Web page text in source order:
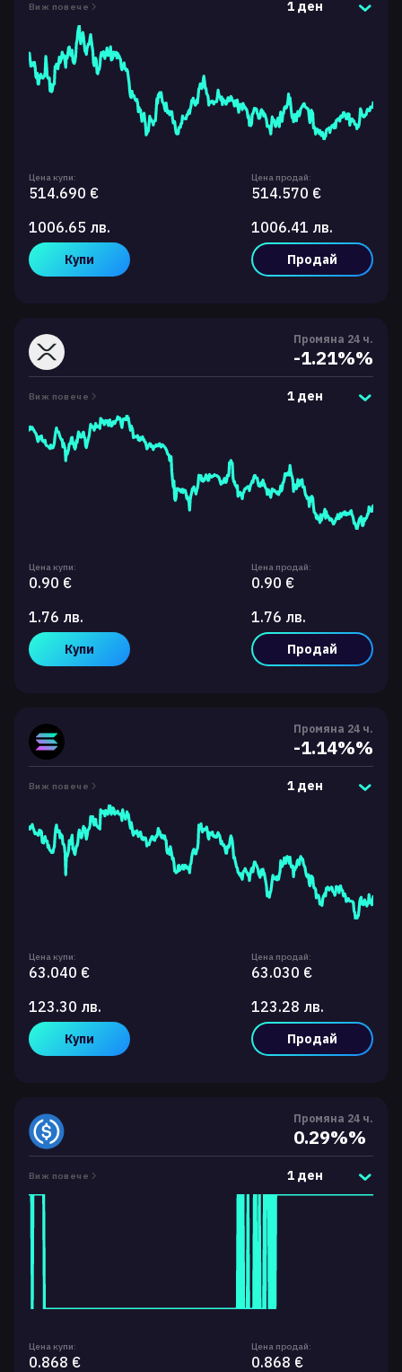
Виж повече 1 ден
Цена купи:
514.690 €
1006.65 лв.
Купи
Цена продай:
514.570 €
1006.41 лв.
Продай
Промяна 24 ч.
-1.21%%
Виж повече 1 ден
Цена купи:
0.90 €
1.76 лв.
Купи
Цена продай:
0.90 €
1.76 лв.
Продай
Промяна 24 ч.
-1.14%%
Виж повече 1 ден
Цена купи:
63.040 €
123.30 лв.
Купи
Цена продай:
63.030 €
123.28 лв.
Продай
Промяна 24 ч.
0.29%%
Виж повече 1 ден
Цена купи:
0.868 €
Цена продай:
0.868 €